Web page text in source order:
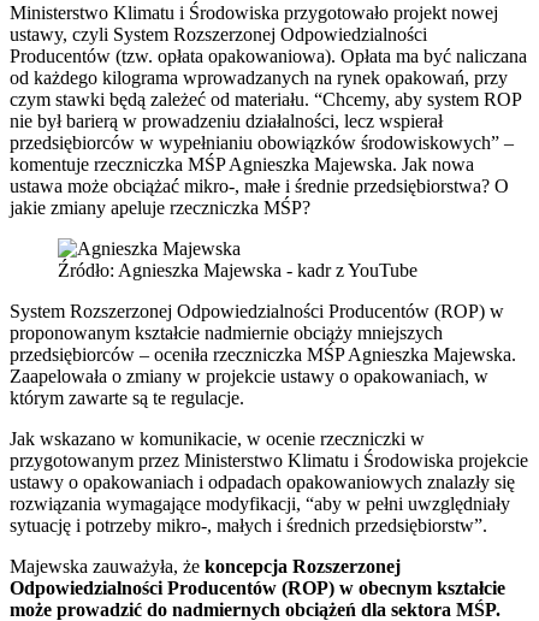
Ministerstwo Klimatu i Środowiska przygotowało projekt nowej
ustawy, czyli System Rozszerzonej Odpowiedzialności
Producentów (tzw. opłata opakowaniowa). Opłata ma być naliczana
od każdego kilograma wprowadzanych na rynek opakowań, przy
czym stawki będą zależeć od materiału. “Chcemy, aby system ROP
nie był barierą w prowadzeniu działalności, lecz wspierał
przedsiębiorców w wypełnianiu obowiązków środowiskowych” –
komentuje rzeczniczka MŚP Agnieszka Majewska. Jak nowa
ustawa może obciążać mikro-, małe i średnie przedsiębiorstwa? O
jakie zmiany apeluje rzeczniczka MŚP?
Źródło: Agnieszka Majewska - kadr z YouTube
System Rozszerzonej Odpowiedzialności Producentów (ROP) w
proponowanym kształcie nadmiernie obciąży mniejszych
przedsiębiorców – oceniła rzeczniczka MŚP Agnieszka Majewska.
Zaapelowała o zmiany w projekcie ustawy o opakowaniach, w
którym zawarte są te regulacje.
Jak wskazano w komunikacie, w ocenie rzeczniczki w
przygotowanym przez Ministerstwo Klimatu i Środowiska projekcie
ustawy o opakowaniach i odpadach opakowaniowych znalazły się
rozwiązania wymagające modyfikacji, “aby w pełni uwzględniały
sytuację i potrzeby mikro-, małych i średnich przedsiębiorstw”.
Majewska zauważyła, że koncepcja Rozszerzonej
Odpowiedzialności Producentów (ROP) w obecnym kształcie
może prowadzić do nadmiernych obciążeń dla sektora MŚP.